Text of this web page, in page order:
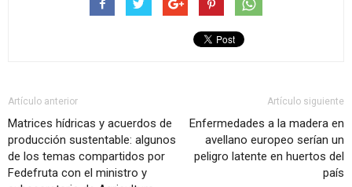
Artículo anterior
Matrices hídricas y acuerdos de
producción sustentable: algunos
de los temas compartidos por
Fedefruta con el ministro y
Artículo siguiente
Enfermedades a la madera en
avellano europeo serían un
peligro latente en huertos del
país